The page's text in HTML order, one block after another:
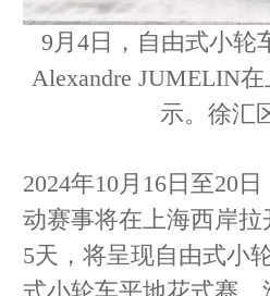
9月4日，自由式小轮
Alexandre JUMELIN
示。徐汇
2024年10月16日至20
动赛事将在上海西岸
5天，将呈现自由式小